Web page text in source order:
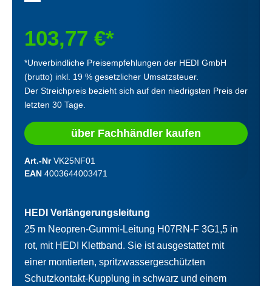
103,77 €*
*Unverbindliche Preisempfehlungen der HEDI GmbH
(brutto) inkl. 19 % gesetzlicher Umsatzsteuer.
Der Streichpreis bezieht sich auf den niedrigsten Preis der
letzten 30 Tage.
über Fachhändler kaufen
Art.-NrVK25NF01
EAN 4003644003471
HEDI Verlängerungsleitung
25 m Neopren-Gummi-Leitung H07RN-F 3G1,5 in
rot, mit HEDI Klettband. Sie ist ausgestattet mit
einer montierten, spritzwassergeschützten
Schutzkontakt-Kupplung in schwarz und einem